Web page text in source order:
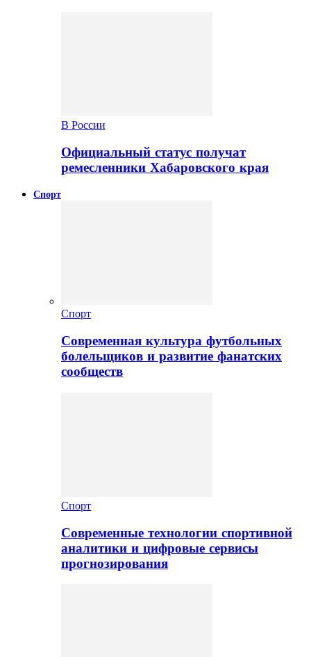
В России
Официальный статус получат
ремесленники Хабаровского края
Спорт
Спорт
Современная культура футбольных
болельщиков и развитие фанатских
сообществ
Спорт
Современные технологии спортивной
аналитики и цифровые сервисы
прогнозирования